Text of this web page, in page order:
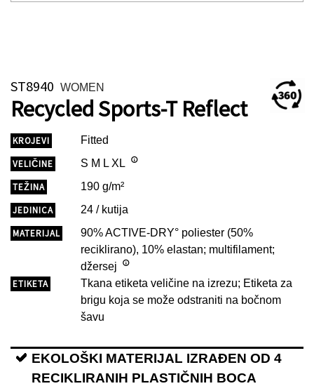
ST8940 WOMEN
Recycled Sports-T Reflect
KROJEVI
Fitted
VELIČINE
S M L XL
TEŽINA
190 g/m²
JEDINICA
24 / kutija
MATERIJAL
90% ACTIVE-DRY° poliester (50%
reciklirano), 10% elastan; multifilament;
džersej
ETIKETA
Tkana etiketa veličine na izrezu; Etiketa za
brigu koja se može odstraniti na bočnom
šavu
EKOLOŠKI MATERIJAL IZRAĐEN OD 4
RECIKLIRANIH PLASTIČNIH BOCA